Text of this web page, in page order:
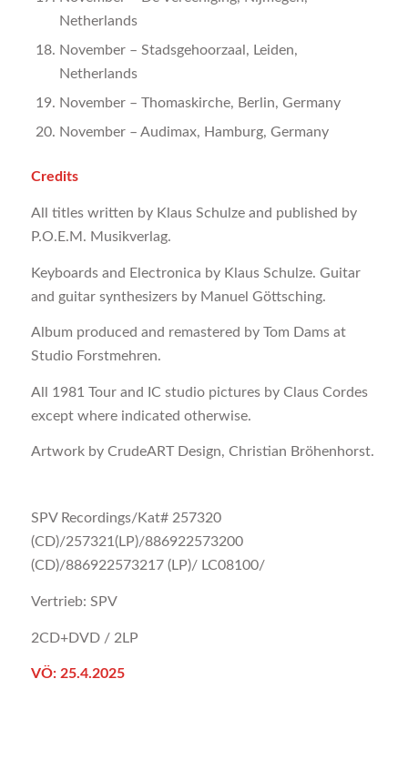
Netherlands
November – Stadsgehoorzaal, Leiden,
Netherlands
November – Thomaskirche, Berlin, Germany
November – Audimax, Hamburg, Germany
Credits
All titles written by Klaus Schulze and published by
P.O.E.M. Musikverlag.
Keyboards and Electronica by Klaus Schulze. Guitar
and guitar synthesizers by Manuel Göttsching.
Album produced and remastered by Tom Dams at
Studio Forstmehren.
All 1981 Tour and IC studio pictures by Claus Cordes
except where indicated otherwise.
Artwork by CrudeART Design, Christian Bröhenhorst.
SPV Recordings/Kat# 257320
(CD)/257321(LP)/886922573200
(CD)/886922573217 (LP)/ LC08100/
Vertrieb: SPV
2CD+DVD / 2LP
VÖ: 25.4.2025